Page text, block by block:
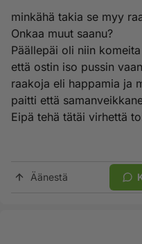
minkähä takia se myy
Onkaa muut saanu?
Päällepäi oli niin
että ostin iso pussin
raakoja eli happamia ja
paitti että
Eipä tehä tätäi virhettä
Äänestä